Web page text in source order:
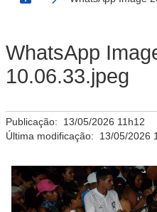
Botão Menu
WhatsApp
10.06.33.jpeg
Publicação: 13/05/2026 11h12
Última modificação: 13/05/2026